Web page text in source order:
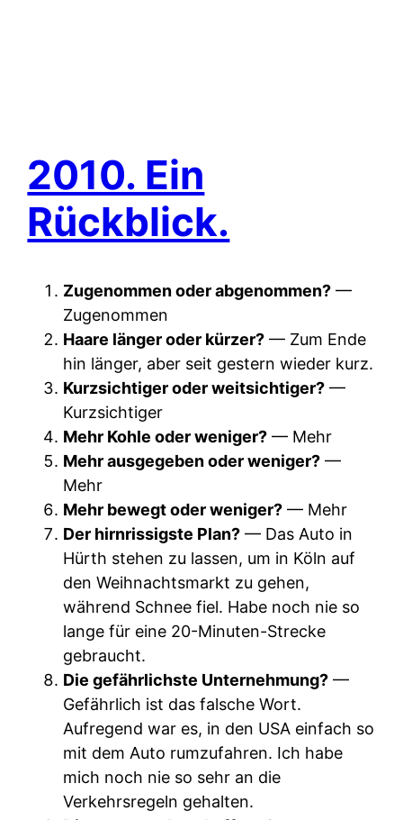
2010. Ein
Rückblick.
Zugenommen oder abgenommen? —
Zugenommen
Haare länger oder kürzer? — Zum Ende
hin länger, aber seit gestern wieder kurz.
Kurzsichtiger oder weitsichtiger? —
Kurzsichtiger
Mehr Kohle oder weniger? — Mehr
Mehr ausgegeben oder weniger? —
Mehr
Mehr bewegt oder weniger? — Mehr
Der hirnrissigste Plan? — Das Auto in
Hürth stehen zu lassen, um in Köln auf
den Weihnachtsmarkt zu gehen,
während Schnee fiel. Habe noch nie so
lange für eine 20-Minuten-Strecke
gebraucht.
Die gefährlichste Unternehmung? —
Gefährlich ist das falsche Wort.
Aufregend war es, in den USA einfach so
mit dem Auto rumzufahren. Ich habe
mich noch nie so sehr an die
Verkehrsregeln gehalten.